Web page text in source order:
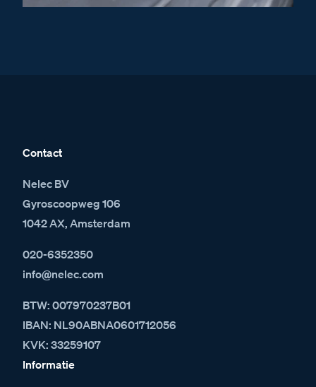
Contact
Nelec BV
Gyroscoopweg 106
1042 AX, Amsterdam
020-6352350
info@nelec.com
BTW: 007970237B01
IBAN: NL90ABNA0601712056
KVK: 33259107
Informatie